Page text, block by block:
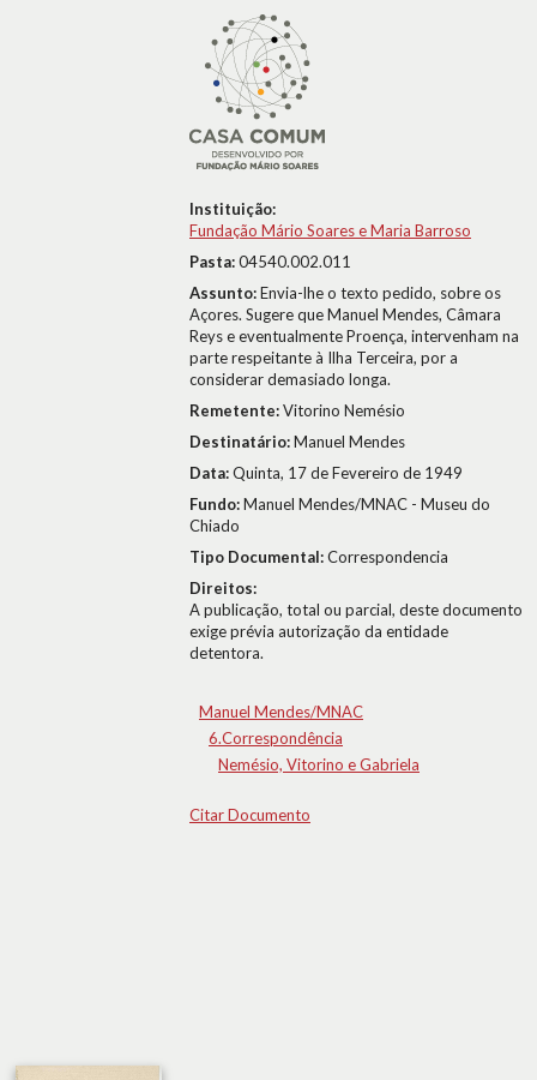
Instituição:
Fundação Mário Soares e Maria Barroso
Pasta:04540.002.011
Assunto:Envia-lhe o texto pedido, sobre os
Açores. Sugere que Manuel Mendes, Câmara
Reys e eventualmente Proença, intervenham na
parte respeitante à Ilha Terceira, por a
considerar demasiado longa.
Remetente:Vitorino Nemésio
Destinatário:Manuel Mendes
Data:Quinta, 17 de Fevereiro de 1949
Fundo:Manuel Mendes/MNAC - Museu do
Chiado
Tipo Documental:Correspondencia
Direitos:
A publicação, total ou parcial, deste documento
exige prévia autorização da entidade
detentora.
Manuel Mendes/MNAC
6.Correspondência
Nemésio, Vitorino e Gabriela
Citar Documento